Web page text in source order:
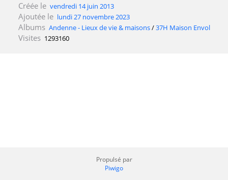
Créée le vendredi 14 juin 2013
Ajoutée le lundi 27 novembre 2023
Albums Andenne - Lieux de vie & maisons/37H Maison Envol
Visites 1293160
Propulsé par
Piwigo